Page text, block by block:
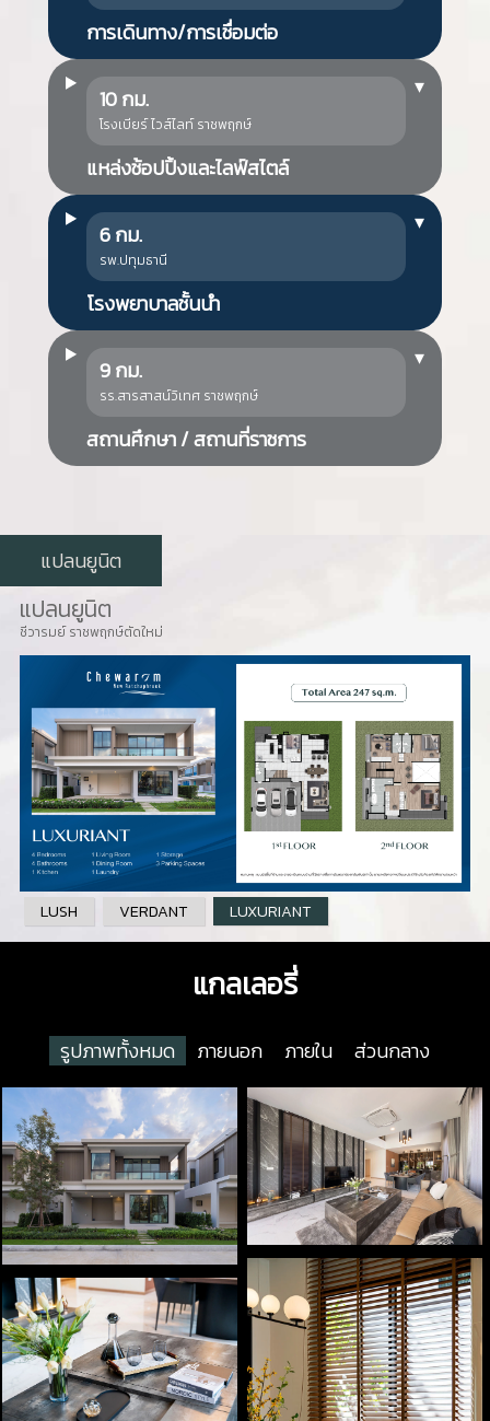
การเดินทาง/การเชื่อมต่อ
10 กม.
โรงเบียร์ ไวส์ไลท์ ราชพฤกษ์
แหล่งช้อปปิ้งและไลฟ์สไตล์
▾
6 กม.
รพ.ปทุมธานี
โรงพยาบาลชั้นนำ
▾
9 กม.
รร.สารสาสน์วิเทศ ราชพฤกษ์
สถานศึกษา / สถานที่ราชการ
▾
แปลนยูนิต
แปลนยูนิต
ชีวารมย์ ราชพฤกษ์ตัดใหม่
LUSH VERDANT LUXURIANT
แกลเลอรี่
รูปภาพทั้งหมด ภายนอก ภายใน ส่วนกลาง